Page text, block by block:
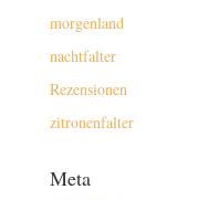
morgenland
nachtfalter
Rezensionen
zitronenfalter
Meta